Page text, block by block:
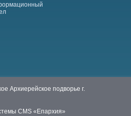
Архиерейское подворье г.
CMS «Епархия»